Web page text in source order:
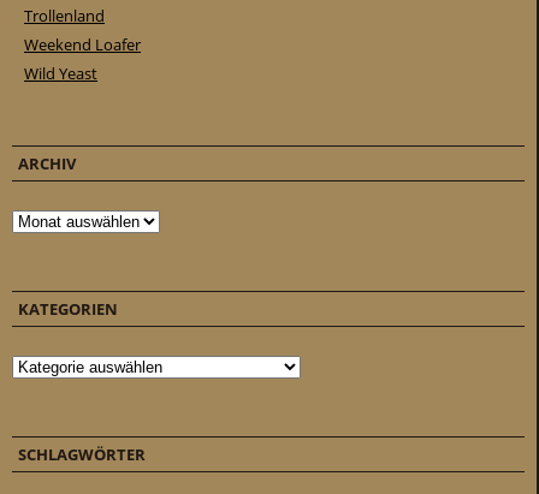
Trollenland
Weekend Loafer
Wild Yeast
ARCHIV
Archiv
KATEGORIEN
Kategorien
SCHLAGWÖRTER